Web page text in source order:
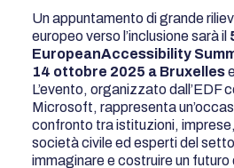
Un appuntamento di grande
europeo verso l’inclusione sarà il
EuropeanAccessibility
14 ottobre 2025 a Bruxelles
L’evento, organizzato dall’EDF
Microsoft, rappresenta
confronto tra istituzioni,
società civile ed esperti del
immaginare e costruire un futuro